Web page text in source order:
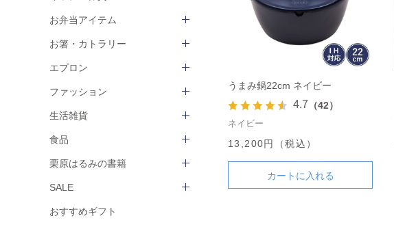
お弁当アイテム
お箸・カトラリー
エプロン
ファッション
生活雑貨
食品
栗原はるみの書籍
SALE
おすすめギフト
うまみ鍋22cm ネイビー
4.7 （42）
ネイビー
13,200円（税込）
カートに入れる